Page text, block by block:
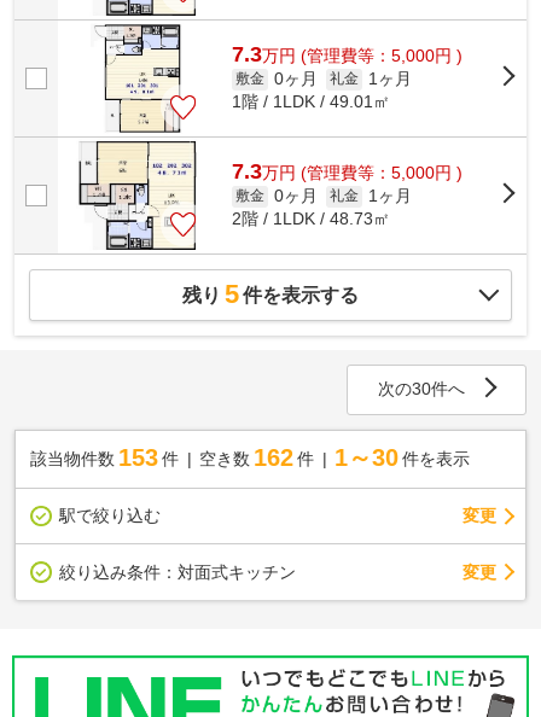
7.3万円 (管理費等：5,000円 )
敷金 0ヶ月 礼金
1ヶ月
1階 / 1LDK / 49.01㎡
7.3万円 (管理費等：5,000円 )
敷金 0ヶ月 礼金
1ヶ月
2階 / 1LDK / 48.73㎡
残り 5件を表示する
次の30件へ
該当物件数 153件 空き数 162 件 1～30 件を表示
駅で絞り込む 変更
絞り込み条件： 対面式キッチン 変更